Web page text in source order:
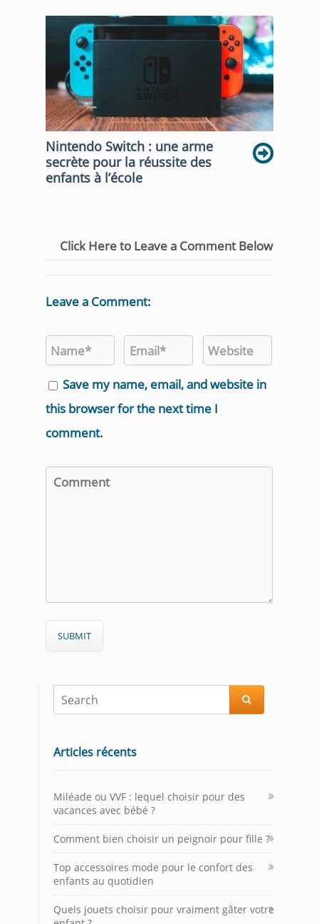
Nintendo Switch : une arme
secrète pour la réussite des
enfants à l’école
Click Here to Leave a Comment Below
Leave a Comment:
Save my name, email, and website in
this browser for the next time I
comment.

Articles récents
Miléade ou VVF : lequel choisir pour des
vacances avec bébé ?
Comment bien choisir un peignoir pour fille ?
Top accessoires mode pour le confort des
enfants au quotidien
Quels jouets choisir pour vraiment gâter votre